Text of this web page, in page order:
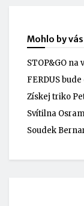
Mohlo by
STOP&GO
FERDUS
Získej triko
Svítilna
Soudek